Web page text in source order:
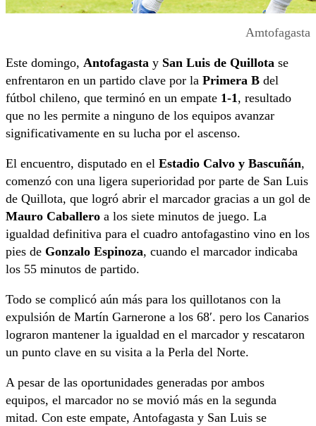
Amtofagasta
Este domingo, Antofagasta y San Luis de Quillota se
enfrentaron en un partido clave por la Primera B del
fútbol chileno, que terminó en un empate 1-1, resultado
que no les permite a ninguno de los equipos avanzar
significativamente en su lucha por el ascenso.
El encuentro, disputado en el Estadio Calvo y Bascuñán,
comenzó con una ligera superioridad por parte de San Luis
de Quillota, que logró abrir el marcador gracias a un gol de
Mauro Caballero a los siete minutos de juego. La
igualdad definitiva para el cuadro antofagastino vino en los
pies de Gonzalo Espinoza, cuando el marcador indicaba
los 55 minutos de partido.
Todo se complicó aún más para los quillotanos con la
expulsión de Martín Garnerone a los 68′. pero los Canarios
lograron mantener la igualdad en el marcador y rescataron
un punto clave en su visita a la Perla del Norte.
A pesar de las oportunidades generadas por ambos
equipos, el marcador no se movió más en la segunda
mitad. Con este empate, Antofagasta y San Luis se